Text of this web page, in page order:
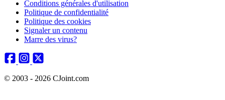
Conditions générales d'utilisation
Politique de confidentialité
Politique des cookies
Signaler un contenu
Marre des virus?
© 2003 - 2026 CJoint.com